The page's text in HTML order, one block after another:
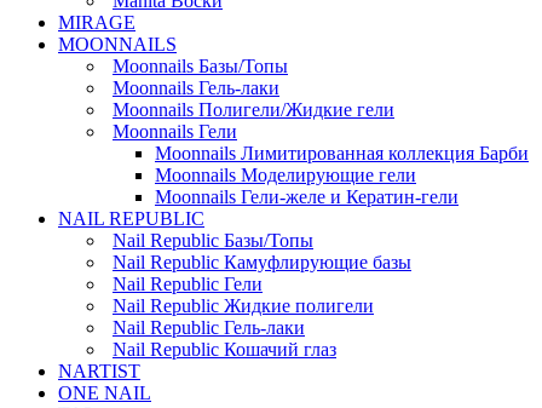
MIRAGE
MOONNAILS
Moonnails Базы/Топы
Moonnails Гель-лаки
Moonnails Полигели/Жидкие гели
Moonnails Гели
Moonnails Лимитированная коллекция Барби
Moonnails Моделирующие гели
Moonnails Гели-желе и Кератин-гели
NAIL REPUBLIC
Nail Republic Базы/Топы
Nail Republic Камуфлирующие базы
Nail Republic Гели
Nail Republic Жидкие полигели
Nail Republic Гель-лаки
Nail Republic Кошачий глаз
NARTIST
ONE NAIL